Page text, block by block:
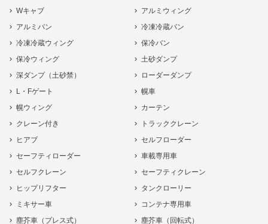
Wキャブ
アルミウィング
アルミバン
冷凍冷蔵バン
冷凍冷蔵ウィング
保冷バン
保冷ウィング
土砂ダンプ
深ダンプ（土砂禁）
ローダーダンプ
L・Fゲート
幌車
幌ウィング
カーテン
クレーン付き
トラッククレーン
ヒアブ
セルフローダー
セーフティローダー
車載専用車
セルフクレーン
セーフティクレーン
ヒップリフター
タンクローリー
ミキサー車
コンテナ専用車
塵芥車（プレス式）
塵芥車（回転式）